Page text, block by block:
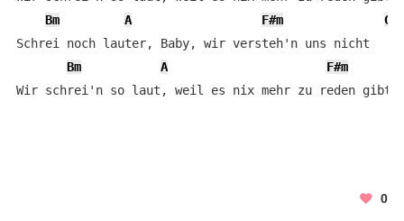
Bm
A F#m
G
Schrei noch lauter, Baby, wir versteh'n uns nicht
Bm
A F#m
Wir schrei'n so laut, weil es nix mehr zu reden gibt
0